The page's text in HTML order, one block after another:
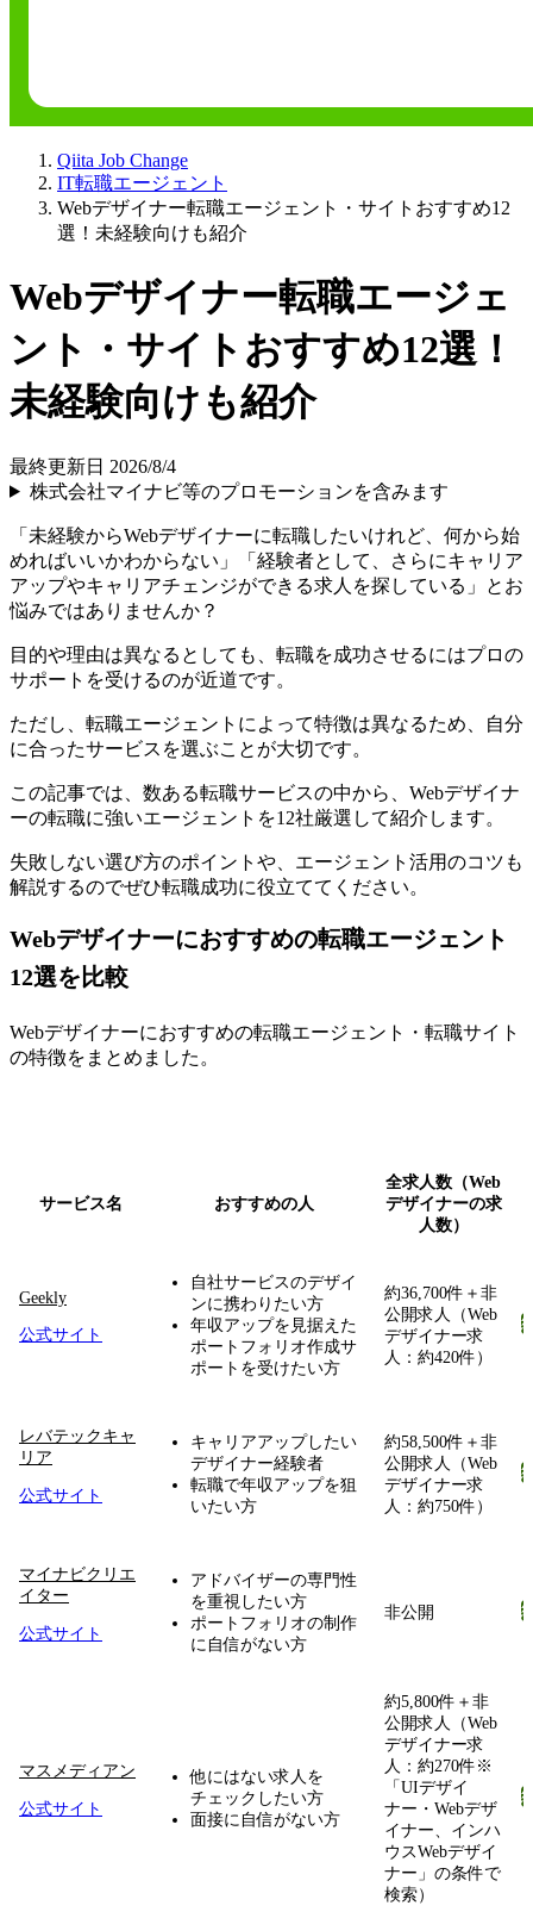
Qiita Job Change
IT転職エージェント
Webデザイナー転職エージェント・サイトおすすめ12
選！未経験向けも紹介
Webデザイナー転職エージェ
ント・サイトおすすめ12選！
未経験向けも紹介
最終更新日 2026/8/4
株式会社マイナビ等のプロモーションを含みます
「未経験からWebデザイナーに転職したいけれど、何から始
めればいいかわからない」「経験者として、さらにキャリア
アップやキャリアチェンジができる求人を探している」とお
悩みではありませんか？
目的や理由は異なるとしても、転職を成功させるにはプロの
サポートを受けるのが近道です。
ただし、転職エージェントによって特徴は異なるため、自分
に合ったサービスを選ぶことが大切です。
この記事では、数ある転職サービスの中から、 Webデザイナ
ーの転職に強いエージェントを12社厳選して紹介 します。
失敗しない選び方のポイントや、エージェント活用のコツも
解説するのでぜひ転職成功に役立ててください。
Webデザイナーにおすすめの転職エージェント
12選を比較
Webデザイナーにおすすめの転職エージェント・転職サイト
の特徴をまとめました。
サービス名 おすすめの人
全求人数（Web
デザイナーの求
人数）
Geekly
公式サイト
自社サービスのデザイ
ンに携わりたい方
年収アップを見据えた
ポートフォリオ作成サ
ポートを受けたい方
約36,700件＋非
公開求人（Web
デザイナー求
人：約420件）
レバテックキャ
リア
公式サイト
キャリアアップしたい
デザイナー経験者
転職で年収アップを狙
いたい方
約58,500件＋非
公開求人（Web
デザイナー求
人：約750件）
マイナビクリエ
イター
公式サイト
アドバイザーの専門性
を重視したい方
ポートフォリオの制作
に自信がない方
非公開
マスメディアン
公式サイト
他にはない求人を
チェックしたい方
面接に自信がない方
約5,800件＋非
公開求人（Web
デザイナー求
人：約270件※
「UIデザイ
ナー・Webデザ
イナー、インハ
ウスWebデザイ
ナー」の条件で
検索）